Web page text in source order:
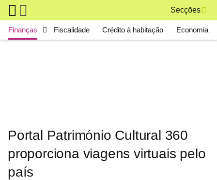
Skip to main content
Secções
Main navigation
Finanças Fiscalidade Crédito à habitação Economia
Portal Património Cultural 360
proporciona viagens virtuais pelo
país